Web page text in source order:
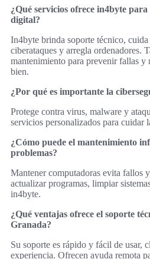
¿Qué servicios ofrece in4byte
digital?
In4byte brinda soporte técnico,
ciberataques y arregla ordenadores.
mantenimiento para prevenir fallas y
bien.
¿Por qué es importante la
Protege contra virus, malware y
servicios personalizados para cuidar
¿Cómo puede el mantenimiento
problemas?
Mantener computadoras evita fallos
actualizar programas, limpiar
in4byte.
¿Qué ventajas ofrece el soporte
Granada?
Su soporte es rápido y fácil de usar,
experiencia. Ofrecen ayuda remota